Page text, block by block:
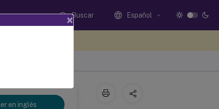
Buscar Español
en inglés
×